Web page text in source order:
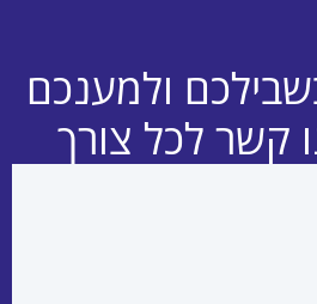
ולמענכם
קשר לכל צורך